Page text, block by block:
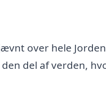
over hele
del af verden,